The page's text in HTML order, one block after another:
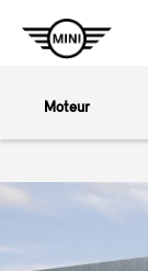
Moteur